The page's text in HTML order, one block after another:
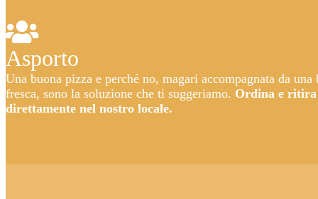
Asporto
Una buona pizza e perché no, magari accompagnata da una
fresca, sono la soluzione che ti suggeriamo. Ordina e ritira
direttamente nel nostro locale.